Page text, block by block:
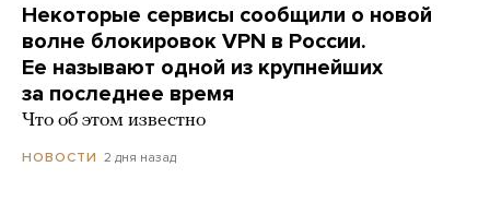
Некоторые сервисы сообщили о новой
волне блокировок VPN в России.
Ее называют одной из крупнейших
за последнее время
Что об этом известно
НОВОСТИ 2 дня назад